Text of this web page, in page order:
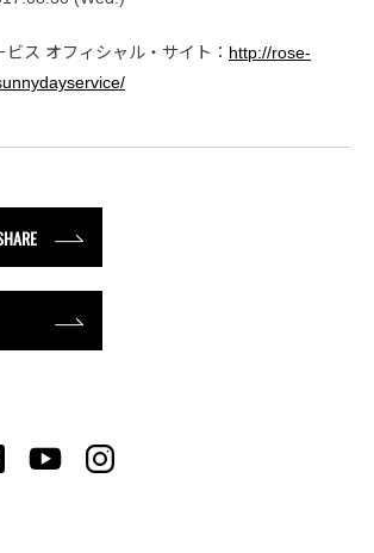
ス オフィシャル・サイト： http://rose-